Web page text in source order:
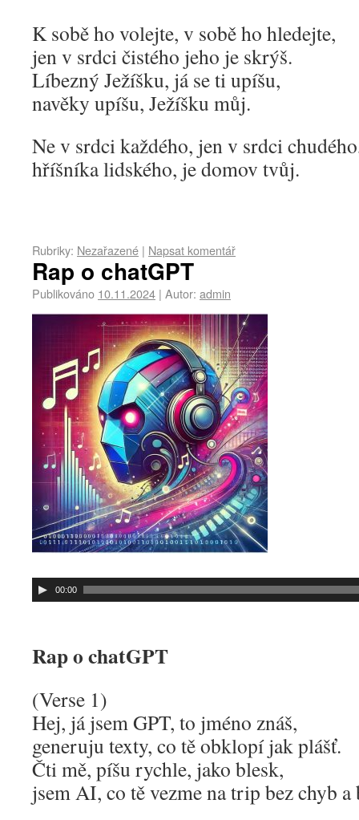
K sobě ho volejte, v sobě ho hledejte,
jen v srdci čistého jeho je skrýš.
Líbezný Ježíšku, já se ti upíšu,
navěky upíšu, Ježíšku můj.
Ne v srdci každého, jen v srdci
hříšníka lidského, je domov tvůj.
Rubriky: Nezařazené | Napsat komentář
Rap o chatGPT
Publikováno 10.11.2024 | Autor: admin
Audio
přehrávač
00:00
Rap o chatGPT
(Verse 1)
Hej, já jsem GPT, to jméno znáš,
generuju texty, co tě obklopí jak plášť.
Čti mě, píšu rychle, jako blesk,
jsem AI, co tě vezme na trip bez chyb